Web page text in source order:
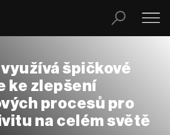
špičkové
ke zlepšení
procesů pro
na celém světě